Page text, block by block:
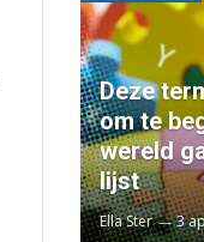
Deze
om te
wereld
lijst
Ella Ster 3